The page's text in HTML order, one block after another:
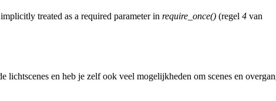
treated as a required parameter in require_once() (regel 4 van
en heb je zelf ook veel mogelijkheden om scenes en